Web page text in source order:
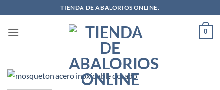
al
contenido
TIENDA DE ABALORIOS ONLINE.
0